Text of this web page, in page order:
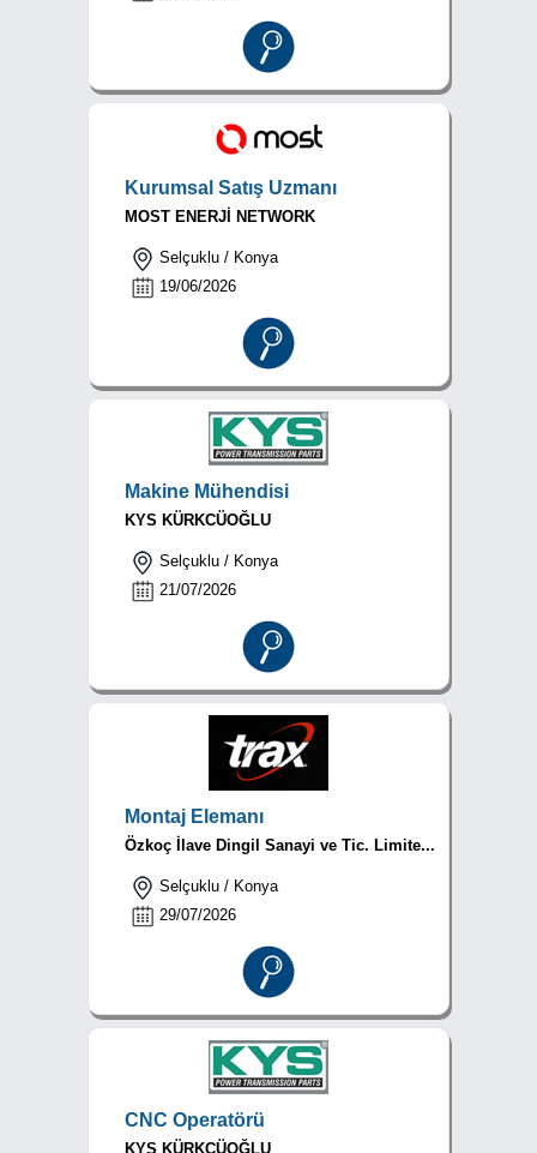
Kurumsal Satış Uzmanı
MOST ENERJİ NETWORK
Selçuklu / Konya
19/06/2026
Makine Mühendisi
KYS KÜRKCÜOĞLU
Selçuklu / Konya
21/07/2026
Montaj Elemanı
Özkoç İlave Dingil Sanayi ve Tic. Limite...
Selçuklu / Konya
29/07/2026
CNC Operatörü
KYS KÜRKCÜOĞLU